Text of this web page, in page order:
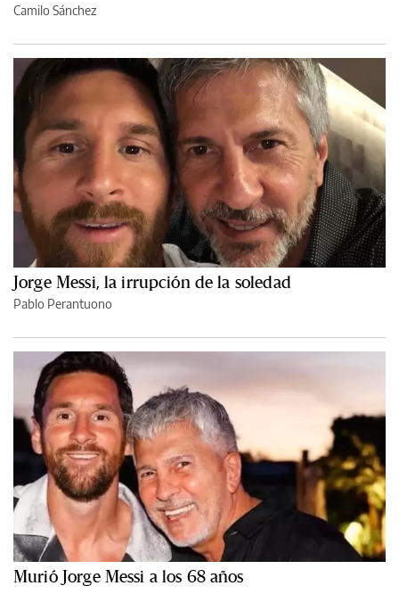
Camilo Sánchez
Jorge Messi, la irrupción de la soledad
Pablo Perantuono
Murió Jorge Messi a los 68 años